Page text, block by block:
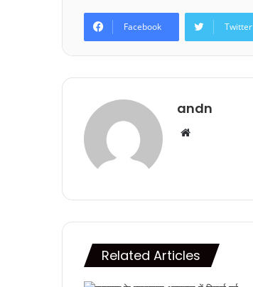
Facebook Twitter
andn
Website
Related Articles